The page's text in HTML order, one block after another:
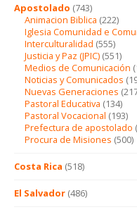
Apostolado (743)
Animacion Biblica (222)
Iglesia Comunidad e
Interculturalidad (555)
Justicia y Paz (JPIC) (551)
Medios de Comunicación
Noticias y Comunicados
Nuevas Generaciones
Pastoral Educativa (134)
Pastoral Vocacional (193)
Prefectura de apostolado
Procura de Misiones (500)
Costa Rica (518)
El Salvador (486)